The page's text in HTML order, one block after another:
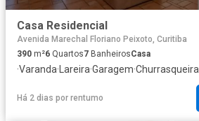
Casa Residencial
Avenida Marechal Floriano Peixoto, Curitiba
390 m²6 Quartos7 BanheirosCasa
·Varanda· Lareira·Garagem·Churrasqueira
Há 2 dias por rentumo